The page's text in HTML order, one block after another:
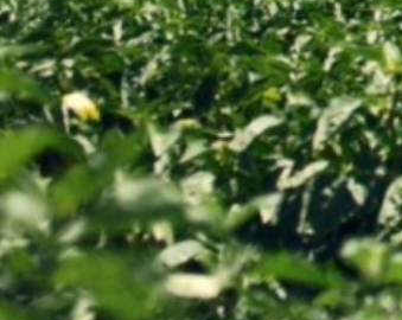
Corporate